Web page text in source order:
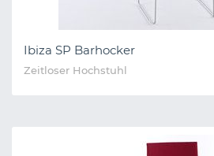
Ibiza SP Barhocker
Zeitloser Hochstuhl